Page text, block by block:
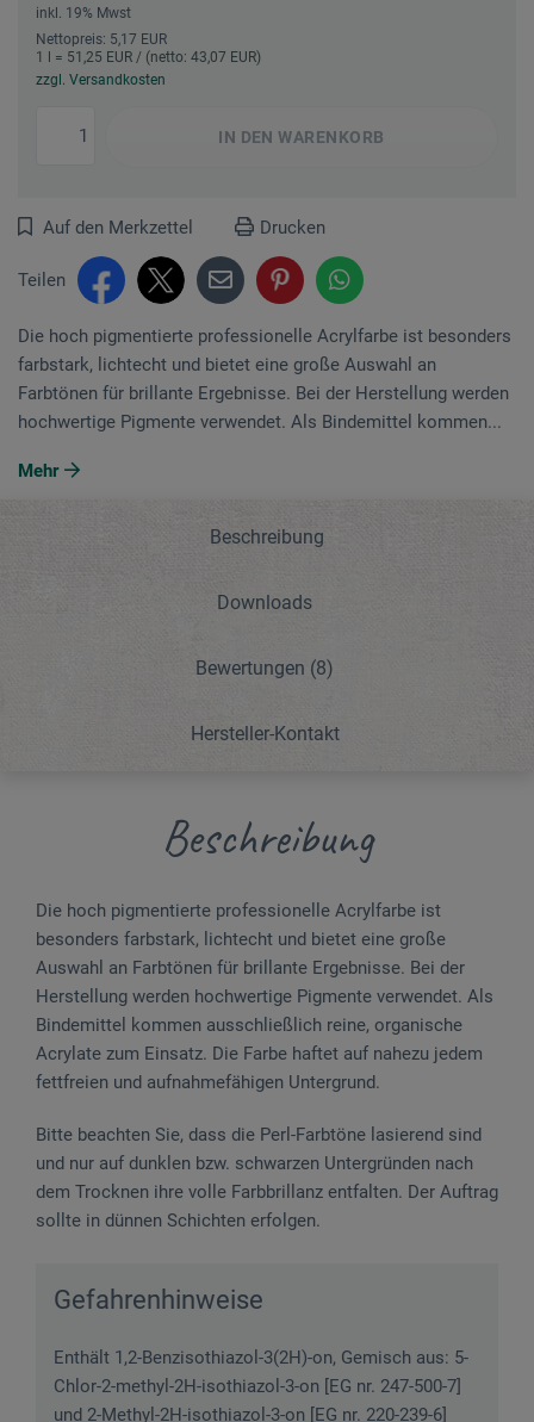
inkl. 19% Mwst
Nettopreis: 5,17 EUR
1 l = 51,25 EUR / (netto: 43,07 EUR)
zzgl. Versandkosten
IN DEN WARENKORB
Auf den Merkzettel Drucken
Teilen
Die hoch pigmentierte professionelle Acrylfarbe ist besonders
farbstark, lichtecht und bietet eine große Auswahl an
Farbtönen für brillante Ergebnisse. Bei der Herstellung werden
hochwertige Pigmente verwendet. Als Bindemittel kommen...
Mehr
Beschreibung
Downloads
Bewertungen (8)
Hersteller-Kontakt
Beschreibung
Die hoch pigmentierte professionelle Acrylfarbe ist
besonders farbstark, lichtecht und bietet eine große
Auswahl an Farbtönen für brillante Ergebnisse. Bei der
Herstellung werden hochwertige Pigmente verwendet. Als
Bindemittel kommen ausschließlich reine, organische
Acrylate zum Einsatz. Die Farbe haftet auf nahezu jedem
fettfreien und aufnahmefähigen Untergrund.
Bitte beachten Sie, dass die Perl-Farbtöne lasierend sind
und nur auf dunklen bzw. schwarzen Untergründen nach
dem Trocknen ihre volle Farbbrillanz entfalten. Der Auftrag
sollte in dünnen Schichten erfolgen.
Gefahrenhinweise
Enthält 1,2-Benzisothiazol-3(2H)-on, Gemisch aus: 5-
Chlor-2-methyl-2H-isothiazol-3-on [EG nr. 247-500-7]
und 2-Methyl-2H-isothiazol-3-on [EG nr. 220-239-6]